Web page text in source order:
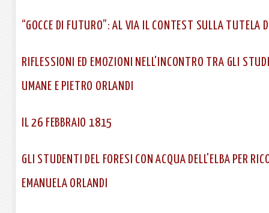
“GOCCE DI FUTURO”: AL VIA IL CONTEST SULLA TUTELA
RIFLESSIONI ED EMOZIONI NELL'INCONTRO TRA GLI
UMANE E PIETRO ORLANDI
IL 26 FEBBRAIO 1815
GLI STUDENTI DEL FORESI CON ACQUA DELL'ELBA PER
EMANUELA ORLANDI